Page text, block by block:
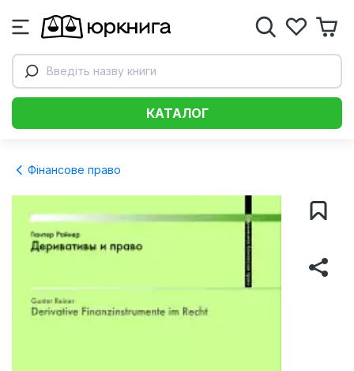
Введіть назву книги
КАТАЛОГ
Фінансове право